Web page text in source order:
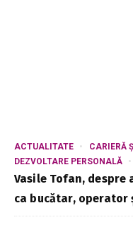
ACTUALITATE
CARIERĂ
DEZVOLTARE PERSONALĂ
Vasile Tofan,
ca bucătar, operator